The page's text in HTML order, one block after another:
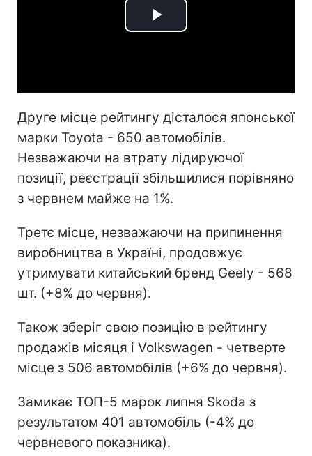
Play
Друге місце рейтингу дісталося японської
марки Toyota - 650 автомобілів.
Незважаючи на втрату лідируючої
позиції, реєстрації збільшилися порівняно
з червнем майже на 1%.
Третє місце, незважаючи на припинення
виробництва в Україні, продовжує
утримувати китайський бренд Geely - 568
шт. (+8% до червня).
Також зберіг свою позицію в рейтингу
продажів місяця і Volkswagen - четверте
місце з 506 автомобілів (+6% до червня).
Замикає ТОП-5 марок липня Skoda з
результатом 401 автомобіль (-4% до
червневого показника).